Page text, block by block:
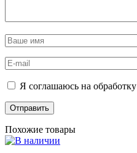
Я соглашаюсь на обработку
Похожие товары